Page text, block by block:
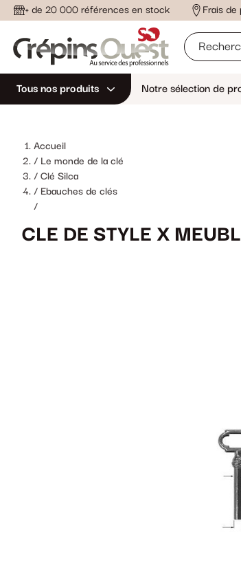
+ de 20 000 références en stock Frais
Tous nos produits Notre sélection de
Accueil
Le monde de la clé
Clé Silca
Ebauches de clés
/
CLE DE STYLE X